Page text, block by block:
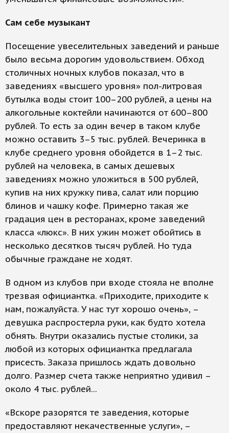
Сам себе музыкант
Посещение увеселительных заведений и раньше
было весьма дорогим удовольствием. Обход
столичных ночных клубов показал, что в
заведениях «высшего уровня» пол-литровая
бутылка воды стоит 100–200 рублей, а цены на
алкогольные коктейли начинаются от 600–800
рублей. То есть за один вечер в таком клубе
можно оставить 3–5 тыс. рублей. Вечеринка в
клубе среднего уровня обойдется в 1–2 тыс.
рублей на человека, в самых дешевых
заведениях можно уложиться в 500 рублей,
купив на них кружку пива, салат или порцию
блинов и чашку кофе. Примерно такая же
градация цен в ресторанах, кроме заведений
класса «люкс». В них ужин может обойтись в
несколько десятков тысяч рублей. Но туда
обычные граждане не ходят.
В одном из клубов при входе стояла не вполне
трезвая официантка. «Приходите, приходите к
нам, пожалуйста. У нас тут хорошо очень», –
девушка распростерла руки, как будто хотела
обнять. Внутри оказались пустые столики, за
любой из которых официантка предлагала
присесть. Заказа пришлось ждать довольно
долго. Размер счета также неприятно удивил –
около 4 тыс. рублей...
«Вскоре разорятся те заведения, которые
предоставляют некачественные услуги», –